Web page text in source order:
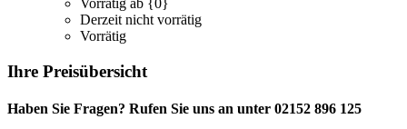
Vorrätig ab {0}
Derzeit nicht vorrätig
Vorrätig
Ihre Preisübersicht
Haben Sie Fragen? Rufen Sie uns an unter 02152 896 125